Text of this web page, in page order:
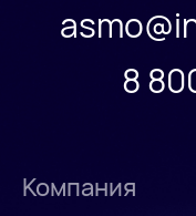
8
Компания